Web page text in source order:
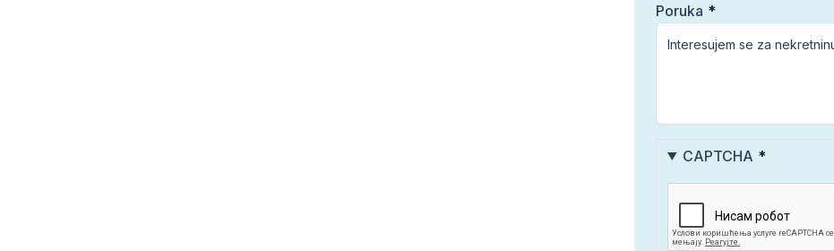
Poruka
CAPTCHA